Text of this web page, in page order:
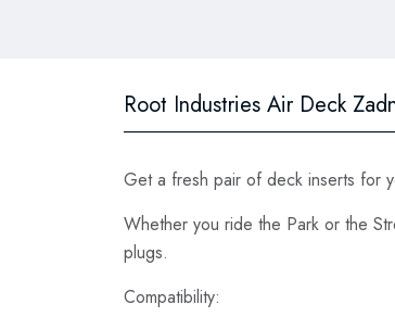
Root Industries Air Deck
Get a fresh pair of deck inserts for
Whether you ride the Park or the
plugs.
Compatibility: